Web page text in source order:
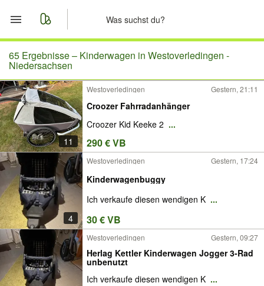
Start
Merkliste
Nachrichten
Anzeige aufgeben
65 Ergebnisse – Kinderwagen in Westoverledingen -
Niedersachsen
11
Westoverledingen Gestern, 21:11
Croozer Fahrradanhänger
Croozer Kid Keeke 2 ...
290 € VB
4
Westoverledingen Gestern, 17:24
Kinderwagenbuggy
Ich verkaufe diesen wendigen K ...
30 € VB
Westoverledingen Gestern, 09:27
Herlag Kettler Kinderwagen Jogger 3-Rad
unbenutzt
Ich verkaufe diesen wendigen K ...